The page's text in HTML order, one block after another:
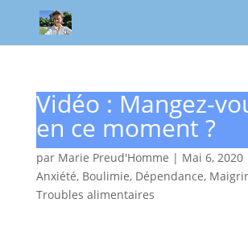
Vidéo : Mangez-
en ce moment ?
par Marie Preud'Homme | Mai 6, 2020
Anxiété, Boulimie, Dépendance, Maigrir
Troubles alimentaires